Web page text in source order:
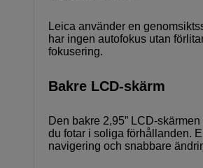
Leica använder en
har ingen autofokus utan
fokusering.
Bakre LCD-skärm
Den bakre 2,95” LCD-
du fotar i soliga förhållanden.
navigering och snabbare